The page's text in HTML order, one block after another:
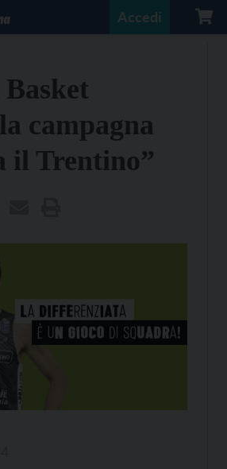
Accedi
campagna
il Trentino”